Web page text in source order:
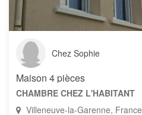
Chez Sophie
Maison 4 pièces
CHAMBRE CHEZ L'HABITANT
Villeneuve-la-Garenne, France